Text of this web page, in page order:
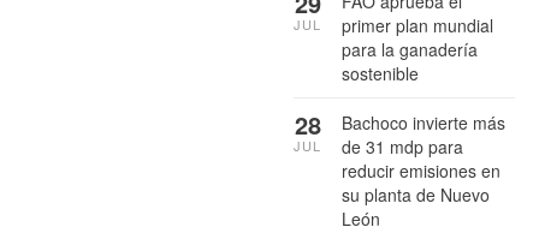
primer plan mundial
para la ganadería
sostenible
JUL
Bachoco invierte más
de 31 mdp para
reducir emisiones en
su planta de Nuevo
León
28
JUL